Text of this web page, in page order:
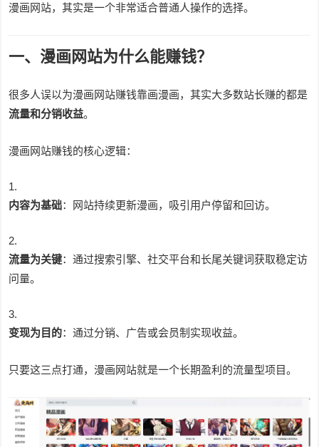
漫画网站，其实是一个非常适合普通人操作的选择。
一、漫画网站为什么能赚钱？
很多人误以为漫画网站赚钱靠画漫画，其实大多数站长赚的都是
流量和分销收益。
漫画网站赚钱的核心逻辑：
内容为基础：网站持续更新漫画，吸引用户停留和回访。
流量为关键：通过搜索引擎、社交平台和长尾关键词获取稳定访
问量。
变现为目的：通过分销、广告或会员制实现收益。
只要这三点打通，漫画网站就是一个长期盈利的流量型项目。